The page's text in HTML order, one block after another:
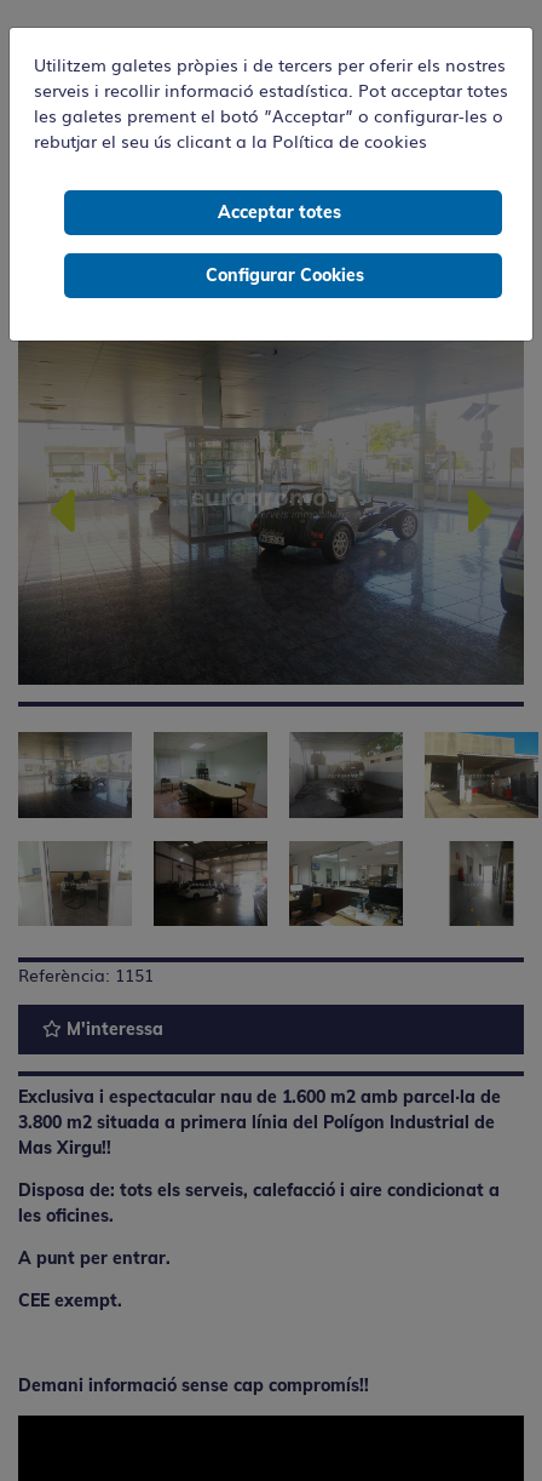
Nau | Industrial | Girona | Mas
Xirgu
2.950.000 €
Referència: 1151
M'interessa
Exclusiva i espectacular nau de 1.600 m2 amb parcel·la de
3.800 m2 situada a primera línia del Polígon Industrial de
Mas Xirgu!!
Disposa de: tots els serveis, calefacció i aire condicionat a
les oficines.
A punt per entrar.
CEE exempt.
Demani informació sense cap compromís!!
Utilitzem galetes pròpies i de tercers per oferir els nostres
serveis i recollir informació estadística. Pot acceptar totes
les galetes prement el botó ”Acceptar” o configurar-les o
rebutjar el seu ús clicant a la Política de cookies
Acceptar totes
Configurar Cookies